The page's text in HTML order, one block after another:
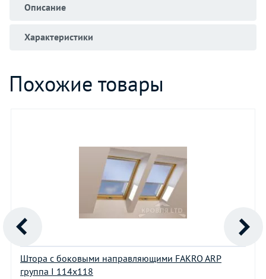
Описание
Характеристики
Похожие товары
Штора с боковыми направляющими FAKRO ARP
группа I 114х118